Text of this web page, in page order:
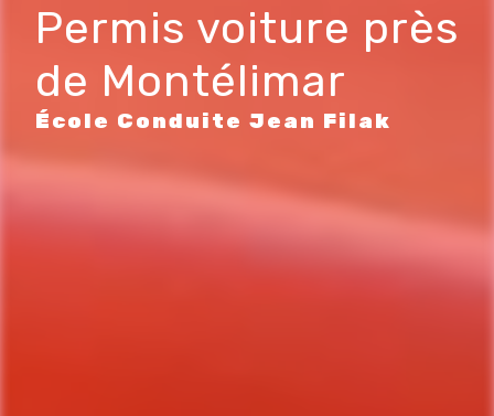
Permis voiture près
de Montélimar
École Conduite Jean Filak